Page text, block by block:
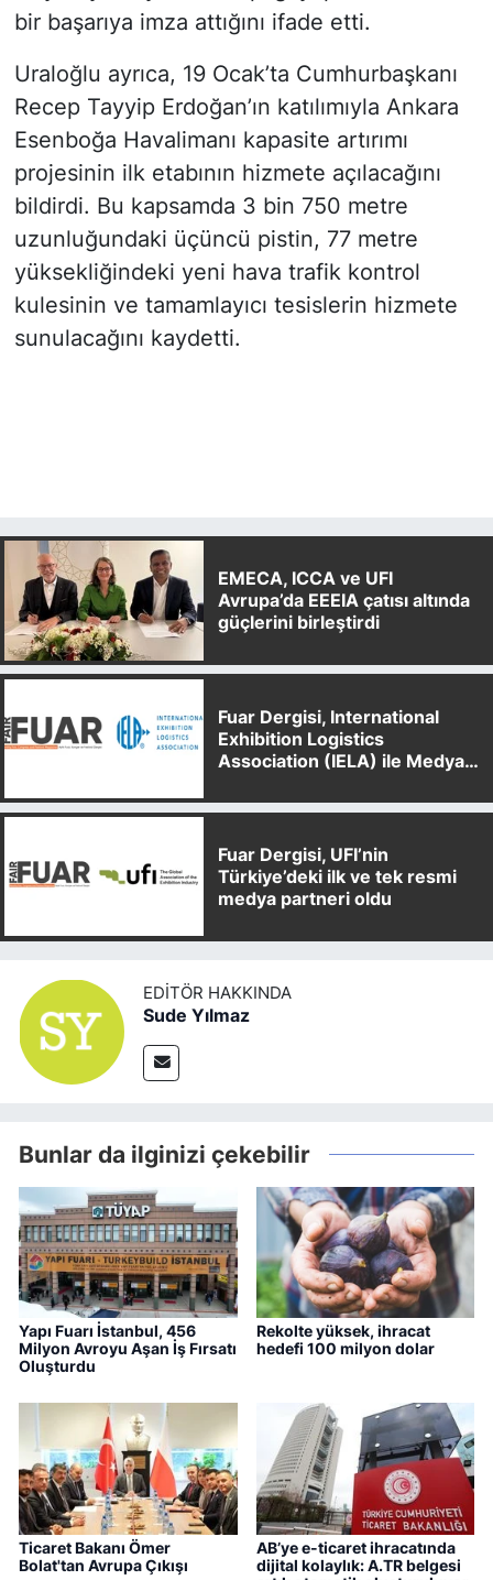
bir başarıya imza attığını ifade etti.
Uraloğlu ayrıca, 19 Ocak’ta Cumhurbaşkanı
Recep Tayyip Erdoğan’ın katılımıyla Ankara
Esenboğa Havalimanı kapasite artırımı
projesinin ilk etabının hizmete açılacağını
bildirdi. Bu kapsamda 3 bin 750 metre
uzunluğundaki üçüncü pistin, 77 metre
yüksekliğindeki yeni hava trafik kontrol
kulesinin ve tamamlayıcı tesislerin hizmete
sunulacağını kaydetti.
EMECA, ICCA ve UFI
Avrupa’da EEEIA çatısı altında
güçlerini birleştirdi
Fuar Dergisi, International
Exhibition Logistics
Association (IELA) ile Medya
Fuar Dergisi, UFI’nin
Türkiye’deki ilk ve tek resmi
medya partneri oldu
EDITÖR HAKKINDA
Sude Yılmaz
Bunlar da ilginizi çekebilir
Yapı Fuarı İstanbul, 456
Milyon Avroyu Aşan İş Fırsatı
Oluşturdu
Rekolte yüksek, ihracat
hedefi 100 milyon dolar
Ticaret Bakanı Ömer
Bolat'tan Avrupa Çıkışı
AB’ye e-ticaret ihracatında
dijital kolaylık: A.TR belgesi